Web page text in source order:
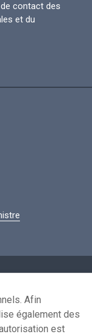
contact des
et du
Afin
également des
est